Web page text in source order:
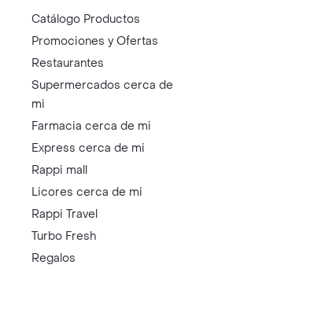
Catálogo Productos
Promociones y Ofertas
Restaurantes
Supermercados cerca de
mi
Farmacia cerca de mi
Express cerca de mi
Rappi mall
Licores cerca de mi
Rappi Travel
Turbo Fresh
Regalos